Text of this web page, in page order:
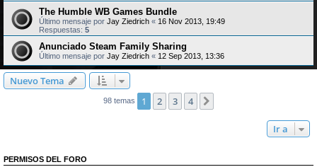
The Humble WB Games Bundle
Último mensaje por Jay Ziedrich « 16 Nov 2013, 19:49
Respuestas: 5
Anunciado Steam Family Sharing
Último mensaje por Jay Ziedrich « 12 Sep 2013, 13:36
Nuevo Tema
98 temas 1 2 3 4
Ir a
PERMISOS DEL FORO